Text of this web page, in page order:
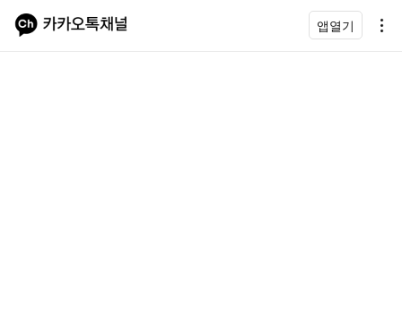
앱열기